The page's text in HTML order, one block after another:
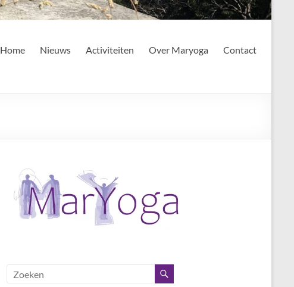
Home Nieuws Activiteiten Over Maryoga Contact